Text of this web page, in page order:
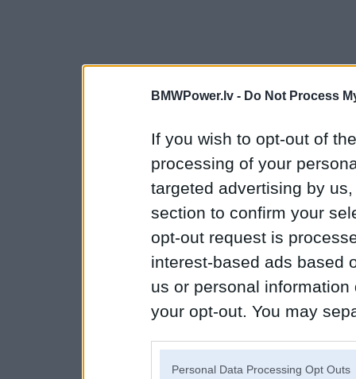
BMWPower.lv - Do Not Process
If you wish to opt-out of
processing of your
targeted advertising by
section to confirm your
opt-out request is
interest-based ads based
us or personal
your opt-out. You may
Personal Data Processing Opt Outs